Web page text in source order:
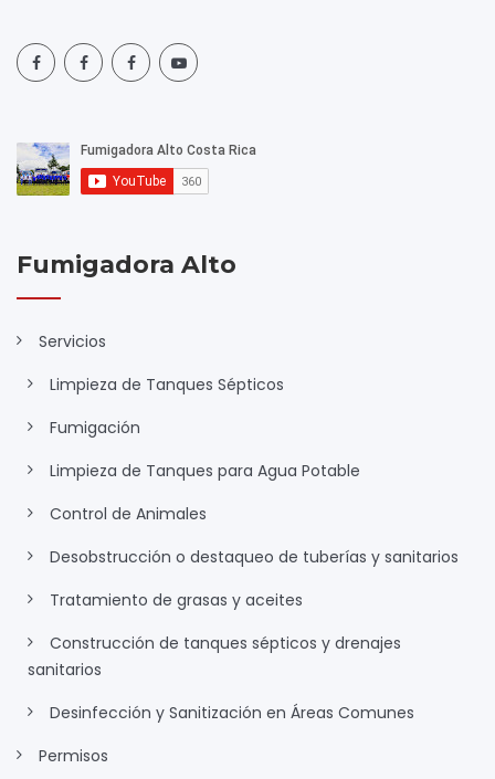
Fumigadora Alto
Servicios
Limpieza de Tanques Sépticos
Fumigación
Limpieza de Tanques para Agua Potable
Control de Animales
Desobstrucción o destaqueo de tuberías y sanitarios
Tratamiento de grasas y aceites
Construcción de tanques sépticos y drenajes
sanitarios
Desinfección y Sanitización en Áreas Comunes
Permisos